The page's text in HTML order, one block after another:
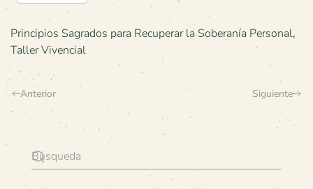
Principios Sagrados para Recuperar la Soberanía Personal,
Taller Vivencial
Anterior Siguiente